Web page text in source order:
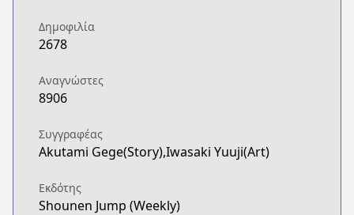
Δημοφιλία
2678
Αναγνώστες
8906
Συγγραφέας
Akutami Gege(Story),Iwasaki Yuuji(Art)
Εκδότης
Shounen Jump (Weekly)